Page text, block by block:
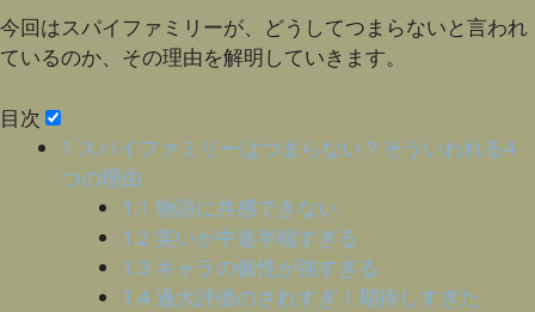
今回はスパイファミリーが、どうしてつまらないと言われ
ているのか、その理由を解明していきます。
目次
1 スパイファミリーはつまらない？そういわれる4
つの理由
1.1 物語に共感できない
1.2 笑いが中途半端すぎる
1.3 キャラの個性が強すぎる
1.4過大評価のされすぎ！期待しすぎた